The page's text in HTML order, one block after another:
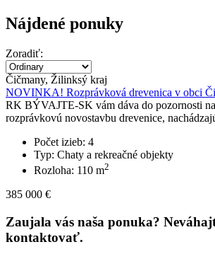
Nájdené ponuky
Zoradiť:
Čičmany, Žilinksý kraj
NOVINKA! Rozprávková drevenica v obci
RK BÝVAJTE-SK vám dáva do pozornosti
rozprávkovú novostavbu drevenice,
Počet izieb: 4
Typ: Chaty a rekreačné objekty
Rozloha: 110 m2
385 000 €
Zaujala vás naša ponuka?
kontaktovať.